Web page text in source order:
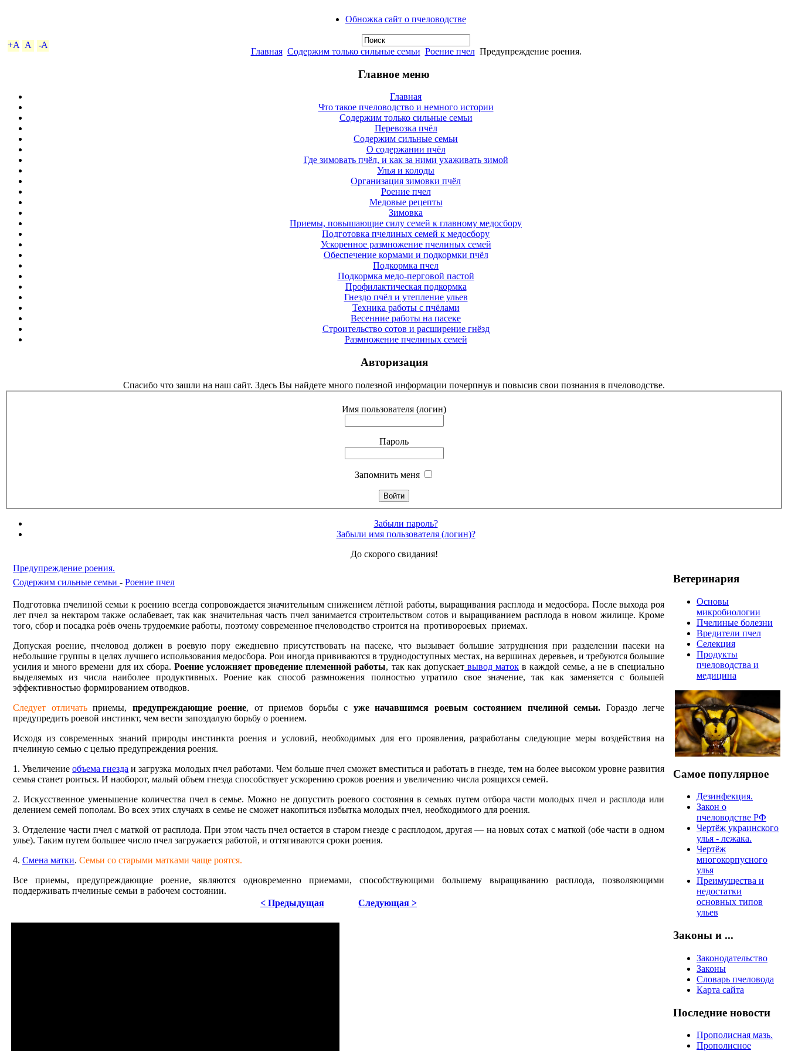
Обножка сайт о пчеловодстве
+A A -A
Главная Содержим только сильные семьи Роение пчел Предупреждение роения.
Главное меню
Главная
Что такое пчеловодство и немного истории
Содержим только сильные семьи
Перевозка пчёл
Содержим сильные семьи
О содержании пчёл
Где зимовать пчёл, и как за ними ухаживать зимой
Улья и колоды
Организация зимовки пчёл
Роение пчел
Медовые рецепты
Зимовка
Приемы, повышающие силу семей к главному медосбору
Подготовка пчелиных семей к медосбору
Ускоренное размножение пчелиных семей
Обеспечение кормами и подкормки пчёл
Подкормка пчел
Подкормка медо-перговой пастой
Профилактическая подкормка
Гнездо пчёл и утепление ульев
Техника работы с пчёлами
Весенние работы на пасеке
Строительство сотов и расширение гнёзд
Размножение пчелиных семей
Авторизация
Спасибо что зашли на наш сайт. Здесь Вы найдете много полезной информации почерпнув и повысив свои познания в пчеловодстве.
Имя пользователя (логин)
Пароль
Запомнить меня
Забыли пароль?
Забыли имя пользователя (логин)?
До скорого свидания!
Предупреждение роения.
Содержим сильные семьи - Роение пчел
Подготовка пчелиной семьи к роению всегда сопровождается значительным снижением лётной работы, выращивания расплода и медосбора. После выхода роя
лет пчел за нектаром также ослабевает, так как значительная часть пчел занимается строительством сотов и выращиванием расплода в новом жилище. Кроме
того, сбор и посадка роёв очень трудоемкие работы, поэтому современное пчеловодство строится на противороевых приемах.
Допуская роение, пчеловод должен в роевую пору ежедневно присутствовать на пасеке, что вызывает большие затруднения при разделении пасеки на
небольшие группы в целях лучшего исполь­зования медосбора. Рои иногда прививаются в труднодоступных местах, на вершинах деревьев, и требуются большие
усилия и много времени для их сбора. Роение усложняет проведение пле­менной работы, так как допускаетвывод маток в каждой семье, а не в специально
выделяемых из числа наиболее продуктивных. Роение как способ размножения полностью утратило свое значе­ние, так как заменяется с большей
эффективностью формирова­нием отводков.
Следует отличатьприемы, предупреждающие роение, от прие­мов борьбы с уже начавшимся роевым состоянием пчелиной семьи. Гораздо легче
предупредить роевой инстинкт, чем вести запозда­лую борьбу о роением.
Исходя из современных знаний природы инстинкта роения и условий, необходимых для его проявления, разработаны следу­ющие меры воздействия на
пчелиную семью с целью предупрежде­ния роения.
1. Увеличениеобъема гнезда и загрузка молодых пчел рабо­тами. Чем больше пчел сможет вместиться и работать в гнезде, тем на более высоком уровне развития
семья станет роиться. И наоборот, малый объем гнезда способствует ускорению сроков роения и увеличению числа роящихся семей.
2. Искусственное уменьшение количества пчел в семье. Можно не допустить роевого состояния в семьях путем отбора части мо­лодых пчел и расплода или
делением семей пополам. Во всех этих случаях в семье не сможет накопиться избытка молодых пчел, необходимого для роения.
3. Отделение части пчел с маткой от расплода. При этом часть пчел остается в старом гнезде с расплодом, другая — на новых сотах с маткой (обе части в одном
улье). Таким путем боль­шее число пчел загружается работой, и оттягиваются сроки рое­ния.
4. Смена матки. Семьи со старыми матками чаще роятся.
Все приемы, предупреждающие роение, являются одновре­менно приемами, способствующими большему выращиванию расплода, позволяющими
поддерживать пчелиные семьи в рабочем состоянии.
< Предыдущая
Следующая >
Ветеринария
Основы
микробиологии
Пчелиные болезни
Вредители пчел
Селекция
Продукты
пчеловодства и
медицина
Самое популярное
Дезинфекция.
Закон о
пчеловодстве РФ
Чертёж украинского
улья - лежака.
Чертёж
многокорпусного
улья
Преимущества и
недостатки
основных типов
ульев
Законы и ...
Законодательство
Законы
Словарь пчеловода
Карта сайта
Последние новости
Прополисная мазь.
Прополисное